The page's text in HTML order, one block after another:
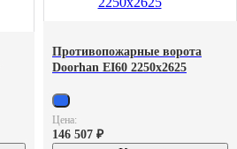
Противопожарные ворота
Doorhan EI60 2250х2625
Цена:
146 507 ₽